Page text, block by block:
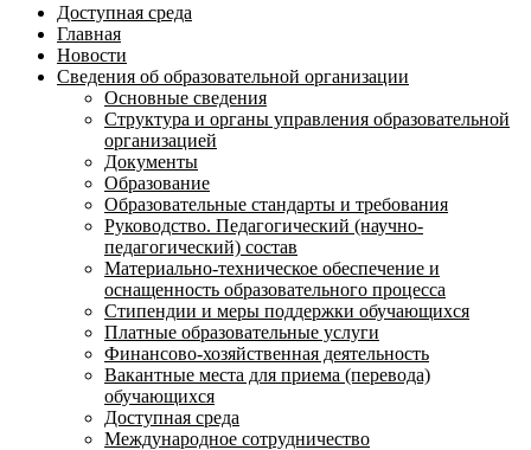
Доступная среда
Главная
Новости
Сведения об образовательной организации
Основные сведения
Структура и органы управления образовательной
организацией
Документы
Образование
Образовательные стандарты и требования
Руководство. Педагогический (научно-
педагогический) состав
Материально-техническое обеспечение и
оснащенность образовательного процесса
Стипендии и меры поддержки обучающихся
Платные образовательные услуги
Финансово-хозяйственная деятельность
Вакантные места для приема (перевода)
обучающихся
Доступная среда
Международное сотрудничество